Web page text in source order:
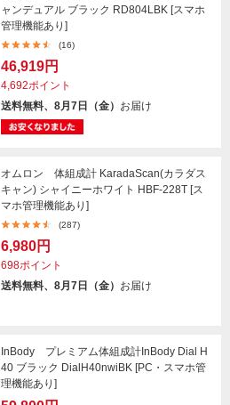
ャンデュアル ブラック RD804LBK [スマホ
管理機能あり]
(16)
46,919円
4,692ポイント
送料無料、8月7日（金） お届け
オムロン 体組成計 KaradaScan(カラダス
キャン) シャイニーホワイト HBF-228T [ス
マホ管理機能あり]
(287)
6,980円
698ポイント
送料無料、8月7日（金） お届け
InBody プレミアム体組成計InBody Dial H
40 ブラック DialH40nwiBK [PC・スマホ管
理機能あり]